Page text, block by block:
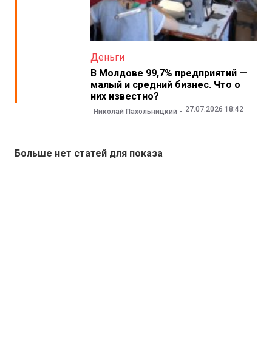
Деньги
В Молдове 99,7% предприятий —
малый и средний бизнес. Что о
них известно?
Николай Пахольницкий 27.07.2026 18:42
Больше нет статей для показа